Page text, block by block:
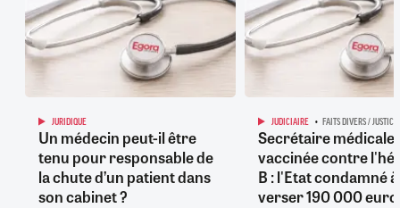
JURIDIQUE
Un médecin peut-il être
tenu pour responsable de
la chute d’un patient dans
son cabinet ?
JUDICIAIRE FAITS DIVERS / JUSTICE
Secrétaire médicale
vaccinée contre
B : l'Etat condamné
verser 190 000